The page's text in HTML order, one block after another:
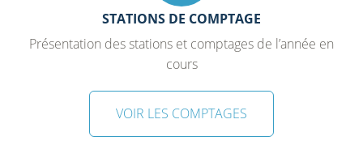
STATIONS DE COMPTAGE
Présentation des stations et comptages de l’année en
cours
VOIR LES COMPTAGES